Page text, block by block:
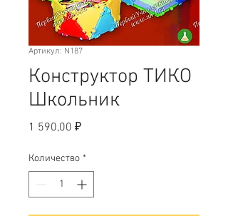
Артикул: N187
Конструктор ТИКО
Школьник
1 590,00 ₽Цена
Количество *